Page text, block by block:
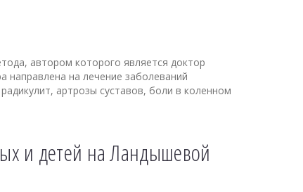
автором которого является доктор
направлена на лечение заболеваний
артрозы суставов, боли в коленном
и детей на Ландышевой